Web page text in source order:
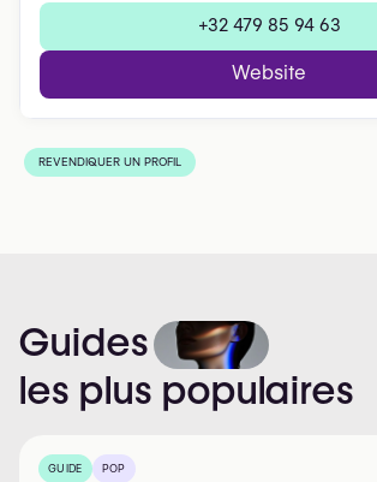
+32 479 85 94 63
Website
REVENDIQUER UN PROFIL
Guides
les plus populaires
GUIDE POP